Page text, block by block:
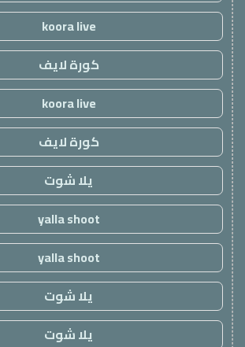
koora live
كورة لايف
koora live
كورة لايف
يلا شوت
yalla shoot
yalla shoot
يلا شوت
يلا شوت